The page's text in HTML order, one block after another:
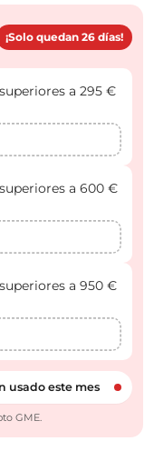
¡Solo quedan 26 días!
a 295 €
a 600 €
a 950 €
usado este mes
GME.